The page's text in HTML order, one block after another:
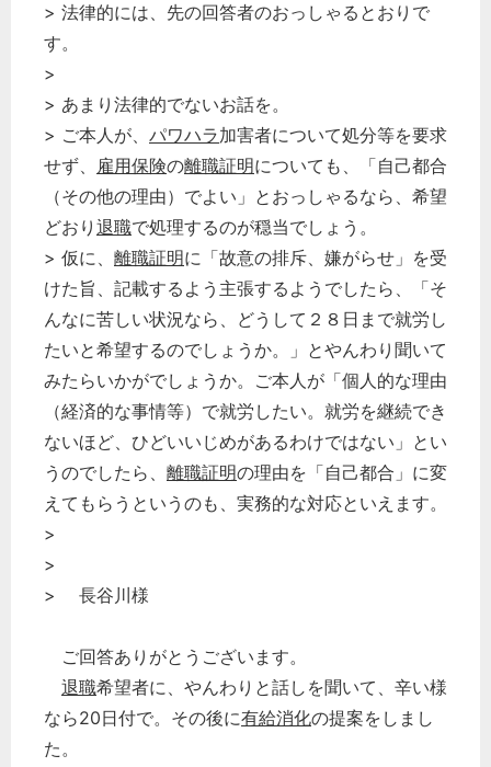
> 法律的には、先の回答者のおっしゃるとおりで
す。
>
> あまり法律的でないお話を。
> ご本人が、 パワハラ加害者について処分等を要求
せず、 雇用保険の離職証明についても、「自己都合
（その他の理由）でよい」とおっしゃるなら、希望
どおり 退職で処理するのが穏当でしょう。
> 仮に、 離職証明に「故意の排斥、嫌がらせ」を受
けた旨、記載するよう主張するようでしたら、「そ
んなに苦しい状況なら、どうして２８日まで就労し
たいと希望するのでしょうか。」とやんわり聞いて
みたらいかがでしょうか。ご本人が「個人的な理由
（経済的な事情等）で就労したい。就労を継続でき
ないほど、ひどいいじめがあるわけではない」とい
うのでしたら、 離職証明の理由を「自己都合」に変
えてもらうというのも、実務的な対応といえます。
>
>
> 長谷川様
ご回答ありがとうございます。
退職希望者に、やんわりと話しを聞いて、辛い様
なら20日付で。その後に有給消化の提案をしまし
た。